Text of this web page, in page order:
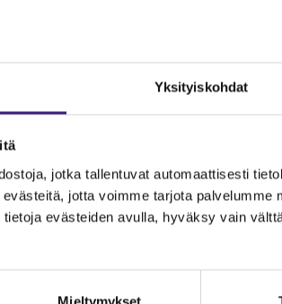
Yk­si­tyis­koh­dat
jotka tal­len­tu­vat au­to­maat­ti­ses­ti
jotta voim­me tar­jo­ta
eväs­tei­den avul­la, hy­väk­sy vain
ja seu­ran­taan